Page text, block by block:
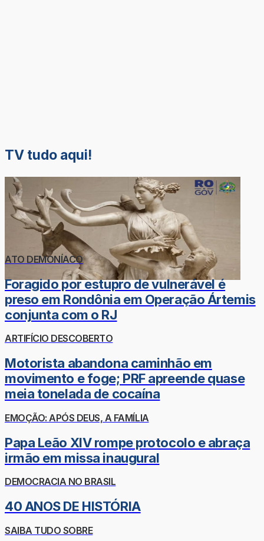
TV tudo aqui!
ATO DEMONÍACO
Foragido por estupro de vulnerável é
preso em Rondônia em Operação Ártemis
conjunta com o RJ
ARTIFÍCIO DESCOBERTO
Motorista abandona caminhão em
movimento e foge; PRF apreende quase
meia tonelada de cocaína
EMOÇÃO: APÓS DEUS, A FAMÍLIA
Papa Leão XIV rompe protocolo e abraça
irmão em missa inaugural
DEMOCRACIA NO BRASIL
40 ANOS DE HISTÓRIA
SAIBA TUDO SOBRE